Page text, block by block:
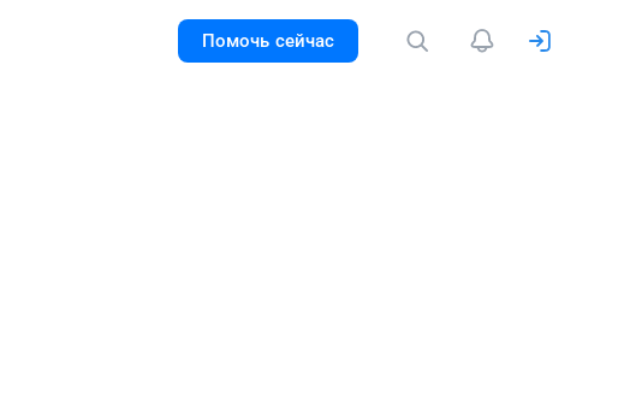
Помочь сейчас